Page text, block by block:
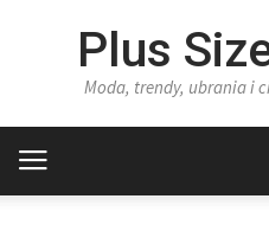
Plus
Moda, trendy, ubrania i